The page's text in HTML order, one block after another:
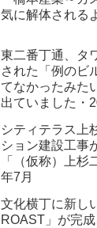
気に解体される
東二番丁通、タ
された「例のビ
てなかったみた
出ていました・
シティテラス上
ション建設工事
「（仮称）上
年7月
文化横丁に新し
ROAST」が完